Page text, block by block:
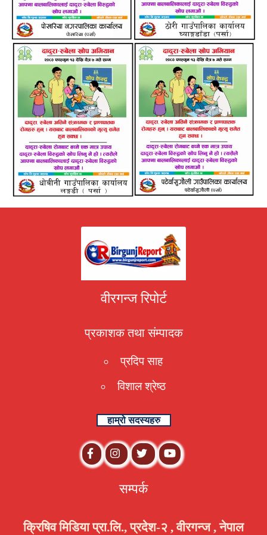
वीरगन्ज रिपोर्ट
प्रकाशक तथा संम्पादक
प्रदिप साह
विशाल श्रेष्ठ
हाम्रो सदस्यहरु
सम्पर्क
क्रिषिव मिडिया प्रा.लि., प्रदेश-२ , वीरगन्ज , नेपाल